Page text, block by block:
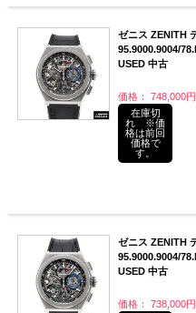
ゼニス ZENITH
95.9000.9004/
USED 中古
価格： 748,000
在庫切
れ ※価
格は前回
価格で
す。
ゼニス ZENITH
95.9000.9004/
USED 中古
価格： 738,000